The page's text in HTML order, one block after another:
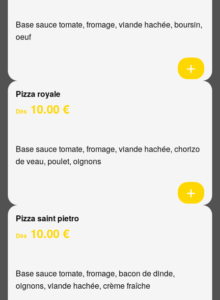
Base sauce tomate, fromage, viande hachée, boursin,
oeuf
Pizza royale
Dès 10.00 €
Base sauce tomate, fromage, viande hachée, chorizo
de veau, poulet, oignons
Pizza saint pietro
Dès 10.00 €
Base sauce tomate, fromage, bacon de dinde,
oignons, viande hachée, crème fraîche